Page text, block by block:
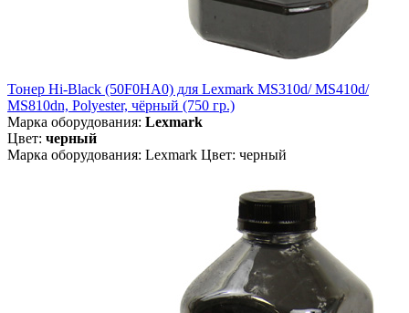
Тонер Hi-Black (50F0HA0) для Lexmark MS310d/ MS410d/
MS810dn, Polyester, чёрный (750 гр.)
Марка оборудования: Lexmark
Цвет: черный
Марка оборудования: Lexmark Цвет: черный